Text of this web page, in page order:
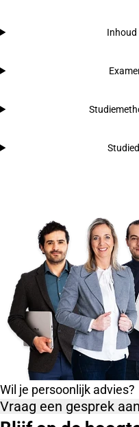
Inhoud
Wil je persoonlijk advies?
Vraag een gesprek aan